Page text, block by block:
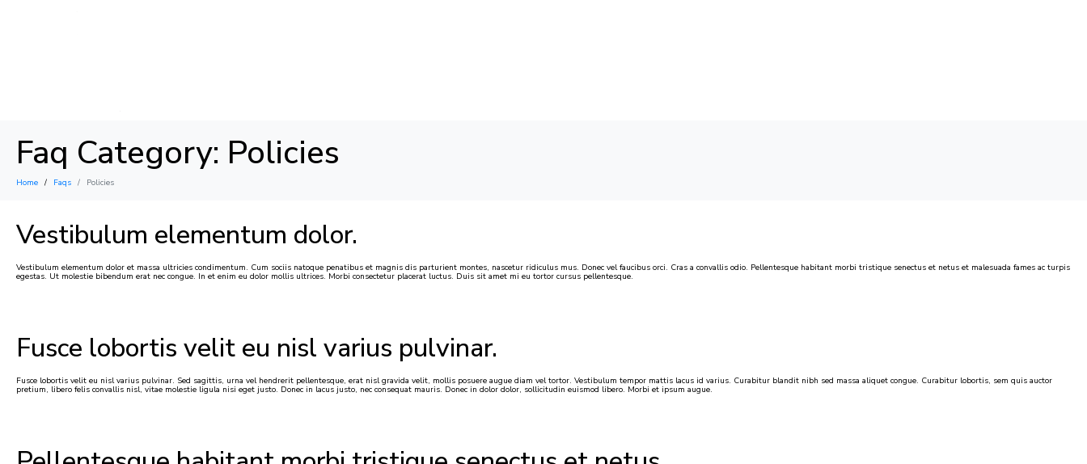
Faq Category: Policies
Home Faqs Policies
Vestibulum elementum dolor.
Vestibulum elementum dolor et massa ultricies condimentum. Cum sociis natoque penatibus et magnis dis parturient montes, nascetur ridiculus mus. Donec vel faucibus orci. Cras a convallis odio. Pellentesque habitant morbi tristique senectus et netus et malesuada fames ac turpis
egestas. Ut molestie bibendum erat nec congue. In et enim eu dolor mollis ultrices. Morbi consectetur placerat luctus. Duis sit amet mi eu tortor cursus pellentesque.
Fusce lobortis velit eu nisl varius pulvinar.
Fusce lobortis velit eu nisl varius pulvinar. Sed sagittis, urna vel hendrerit pellentesque, erat nisl gravida velit, mollis posuere augue diam vel tortor. Vestibulum tempor mattis lacus id varius. Curabitur blandit nibh sed massa aliquet congue. Curabitur lobortis, sem quis auctor
pretium, libero felis convallis nisl, vitae molestie ligula nisi eget justo. Donec in lacus justo, nec consequat mauris. Donec in dolor dolor, sollicitudin euismod libero. Morbi et ipsum augue.